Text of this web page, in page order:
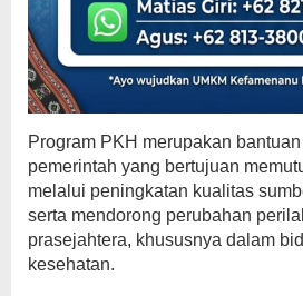
Program PKH merupakan
pemerintah yang bertujuan
melalui peningkatan kualitas
serta mendorong perubahan
prasejahtera, khususnya dalam
kesehatan.